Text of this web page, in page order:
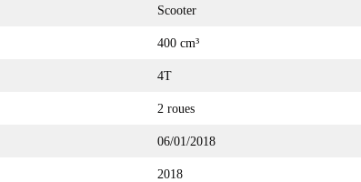
Scooter
400 cm³
4T
2 roues
06/01/2018
2018